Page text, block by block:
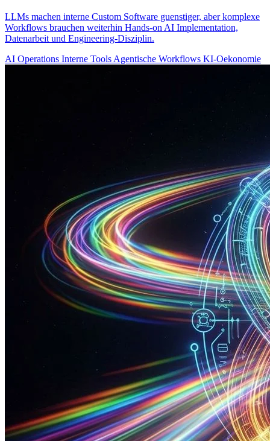
LLMs machen interne Custom Software guenstiger, aber komplexe
Workflows brauchen weiterhin Hands-on AI Implementation,
Datenarbeit und Engineering-Disziplin.
AI Operations Interne Tools Agentische Workflows KI-Oekonomie